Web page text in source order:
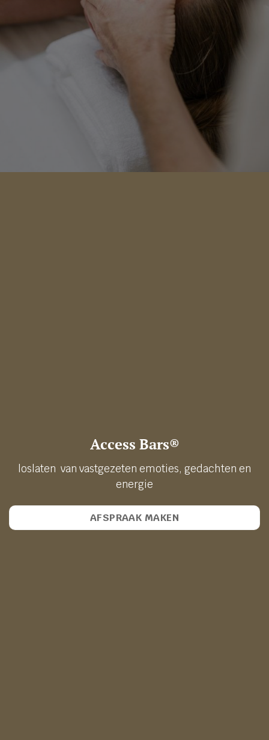
Access Bars®
loslaten van vastgezeten emoties, gedachten en
energie
AFSPRAAK MAKEN